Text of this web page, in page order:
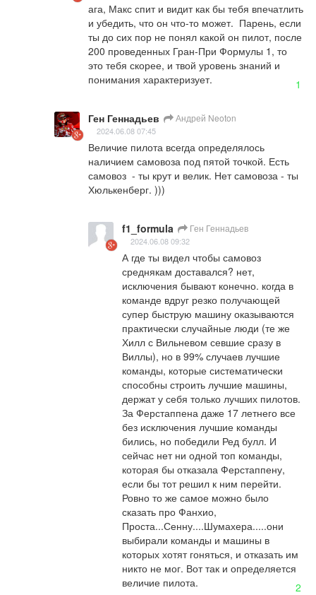
ага, Макс спит и видит как бы тебя впечатлить
и убедить, что он что-то может.  Парень, если
ты до сих пор не понял какой он пилот, после
200 проведенных Гран-При Формулы 1, то
это тебя скорее, и твой уровень знаний и
понимания характеризует.
1
Ген Геннадьев Андрей Neoton
2024.06.08 07:45
Величие пилота всегда определялось
наличием самовоза под пятой точкой. Есть
самовоз  - ты крут и велик. Нет самовоза - ты
Хюлькенберг. )))
f1_formula Ген Геннадьев
2024.06.08 09:32
А где ты видел чтобы самовоз
среднякам доставался? нет,
исключения бывают конечно. когда в
команде вдруг резко получающей
супер быструю машину оказываются
практически случайные люди (те же
Хилл с Вильневом севшие сразу в
Виллы), но в 99% случаев лучшие
команды, которые систематически
способны строить лучшие машины,
держат у себя только лучших пилотов.
За Ферстаппена даже 17 летнего все
без исключения лучшие команды
бились, но победили Ред булл. И
сейчас нет ни одной топ команды,
которая бы отказала Ферстаппену,
если бы тот решил к ним перейти.
Ровно то же самое можно было
сказать про Фанхио,
Проста...Сенну....Шумахера.....они
выбирали команды и машины в
которых хотят гоняться, и отказать им
никто не мог. Вот так и определяется
величие пилота.
2